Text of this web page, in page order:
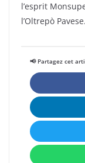
l’esprit
l’Oltrepò Pavese.
📢 Partagez cet